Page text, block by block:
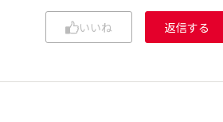
いいね 返信する